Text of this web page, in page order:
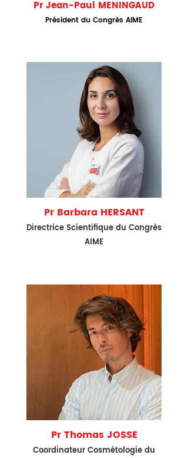
MÉDIAS-JOURNALISTES
Pr Jean-Paul MENINGAUD
Président du Congrès AIME
Pr Barbara HERSANT
DirectriceScientifique du Congrès
AIME
Pr Thomas JOSSE
Coordinateur Cosmétologie du